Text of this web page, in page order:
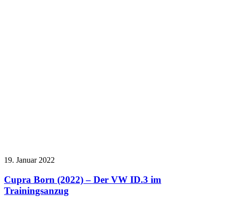
19. Januar 2022
Cupra Born (2022) – Der VW ID.3 im
Trainingsanzug